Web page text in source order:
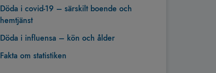
Döda i covid-19 – särskilt boende och
hemtjänst
Döda i influensa – kön och ålder
Fakta om statistiken